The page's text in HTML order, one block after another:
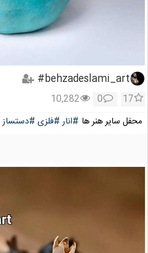
behzadeslami_art#
17
0
10,282
محفل سایر هنر ها #انار #فلزی #دستساز